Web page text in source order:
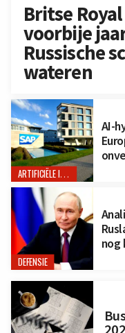
Britse
voorbije
Russische
wateren
ARTIFICIËLE INTELLIGENTIE
AI-
DEFENSIE
nog